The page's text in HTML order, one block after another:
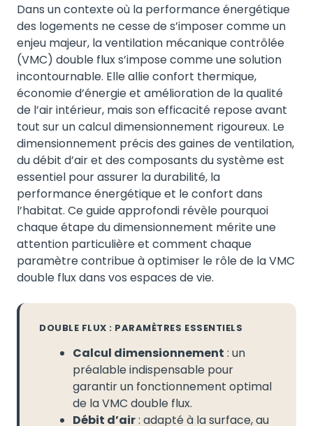
Dans un contexte où la performance énergétique
des logements ne cesse de s’imposer comme un
enjeu majeur, la ventilation mécanique contrôlée
(VMC) double flux s’impose comme une solution
incontournable. Elle allie confort thermique,
économie d’énergie et amélioration de la qualité
de l’air intérieur, mais son efficacité repose avant
tout sur un calcul dimensionnement rigoureux. Le
dimensionnement précis des gaines de ventilation,
du débit d’air et des composants du système est
essentiel pour assurer la durabilité, la
performance énergétique et le confort dans
l’habitat. Ce guide approfondi révèle pourquoi
chaque étape du dimensionnement mérite une
attention particulière et comment chaque
paramètre contribue à optimiser le rôle de la VMC
double flux dans vos espaces de vie.
DOUBLE FLUX : PARAMÈTRES ESSENTIELS
Calcul dimensionnement : un
préalable indispensable pour
garantir un fonctionnement optimal
de la VMC double flux.
Débit d’air: adapté à la surface, au